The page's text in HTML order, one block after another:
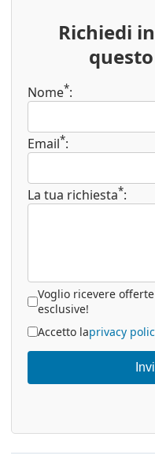
Richiedi
Nome*:
Email*:
La tua richiesta*:
Voglio ricevere
esclusive!
Accetto laprivacy